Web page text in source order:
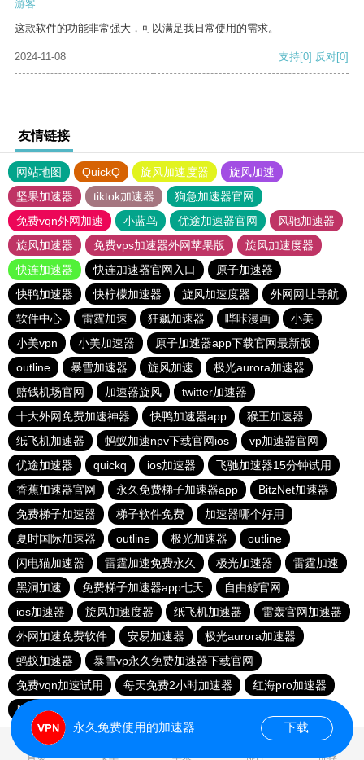
游客
这款软件的功能非常强大，可以满足我日常使用的需求。
2024-11-08 支持[0] 反对[0]
友情链接
网站地图 QuickQ 旋风加速度器
旋风加速
坚果加速器
tiktok加速器
狗急加速器官网
免费vqn外网加速
小蓝鸟 优途加速器官网
风驰加速器
旋风加速器
免费vps加速器外网苹果版
旋风加速度器
快连加速器
快连加速器官网入口
原子加速器
快鸭加速器
快柠檬加速器 旋风加速度器
外网网址导航
软件中心
雷霆加速 狂飙加速器 哔咔漫画
小美
小美vpn
小美加速器
原子加速器app下载官网最新版
outline
暴雪加速器 旋风加速
极光aurora加速器
赔钱机场官网
加速器旋风
twitter加速器
十大外网免费加速神器
快鸭加速器app
猴王加速器
纸飞机加速器
蚂蚁加速npv下载官网ios
vp加速器官网
优途加速器
quickq ios加速器
飞驰加速器15分钟试用
香蕉加速器官网
永久免费梯子加速器app
BitzNet加速器
免费梯子加速器
梯子软件免费
加速器哪个好用
夏时国际加速器
outline 极光加速器
outline
闪电猫加速器
雷霆加速免费永久 极光加速器
雷霆加速
黑洞加速
免费梯子加速器app七天
自由鲸官网
ios加速器
旋风加速度器 纸飞机加速器
雷轰官网加速器
外网加速免费软件
安易加速器
极光aurora加速器
蚂蚁加速器
暴雪vp永久免费加速器下载官网
免费vqn加速试用
每天免费2小时加速器
红海pro加速器
黑洞官网
首页 安卓 苹果 排行 推荐
永久免费使用的加速器 下载
0.114463s